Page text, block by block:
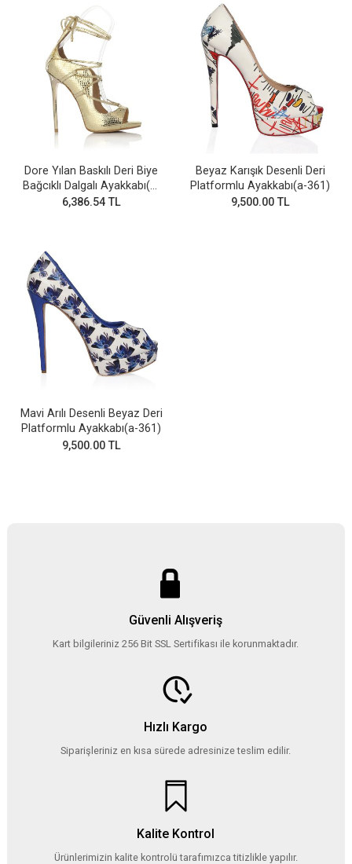
Dore Yılan Baskılı Deri Biye
Bağcıklı Dalgalı Ayakkabı(a-
693)
6,386.54 TL
Beyaz Karışık Desenli Deri
Platformlu Ayakkabı(a-361)
9,500.00 TL
Mavi Arılı Desenli Beyaz Deri
Platformlu Ayakkabı(a-361)
9,500.00 TL
Güvenli Alışveriş
Kart bilgileriniz 256 Bit SSL Sertifikası ile korunmaktadır.
Hızlı Kargo
Siparişleriniz en kısa sürede adresinize teslim edilir.
Kalite Kontrol
Ürünlerimizin kalite kontrolü tarafımızca titizlikle yapılır.